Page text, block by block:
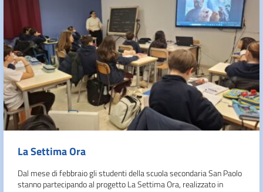
La Settima Ora
Dal mese di febbraio gli studenti della scuola secondaria San Paolo
stanno partecipando al progetto La Settima Ora, realizzato in